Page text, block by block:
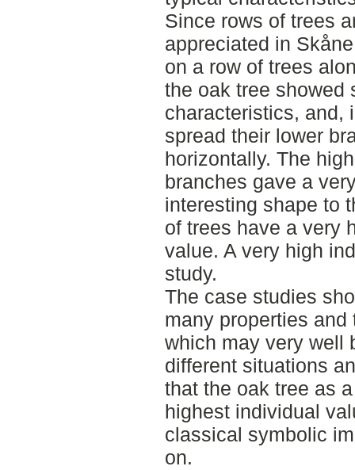
Since rows of trees
appreciated in
on a row of trees
the oak tree showed
characteristics, and,
spread their lower
horizontally. The
branches gave a
interesting shape to
of trees have a very
value. A very high
study.
The case studies
many properties and
which may very well
different situations
that the oak tree as
highest individual
classical symbolic
on.